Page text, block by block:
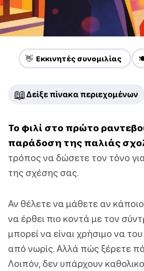
👋 Εκκινητές συνομιλίας
📖 Δείξε πίνακα περιεχομένων
Το φιλί στο πρώτο
παράδοση της παλιάς
τρόπος να δώσετε τον τόνο
της σχέσης σας.
Αν θέλετε να μάθετε αν
να έρθει πιο κοντά με τον
μπορεί να είναι χρήσιμο να
από νωρίς. Αλλά πώς ξέρετε
Λοιπόν, δεν υπάρχουν